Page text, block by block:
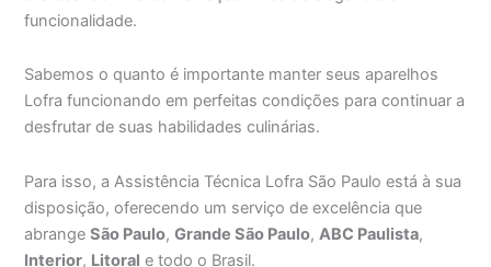
funcionalidade.
Sabemos o quanto é importante manter seus aparelhos
Lofra funcionando em perfeitas condições para continuar a
desfrutar de suas habilidades culinárias.
Para isso, a Assistência Técnica Lofra São Paulo está à sua
disposição, oferecendo um serviço de excelência que
abrangeSão Paulo,Grande São Paulo,ABC Paulista,
Interior, Litoral e todo o Brasil.